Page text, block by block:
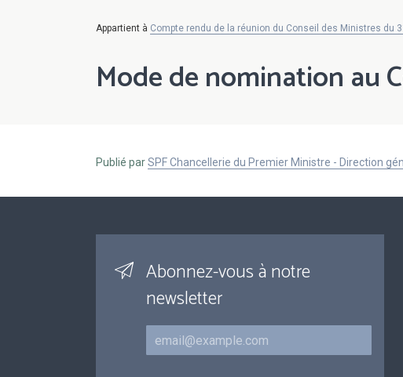
Appartient à Compte rendu de la réunion du Conseil des Ministres du
Mode de nomination au
Publié parSPF Chancellerie du Premier Ministre - Direction
Abonnez-vous à notre
newsletter
Courriel